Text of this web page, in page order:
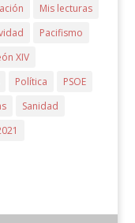
Mis lecturas
Pacifismo
XIV
Política
PSOE
Sanidad